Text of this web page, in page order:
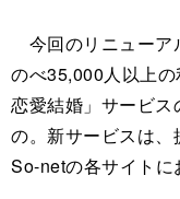
今回のリニューア
のべ35,000人以上
恋愛結婚」サービ
の。新サービスは、
So-netの各サイトに